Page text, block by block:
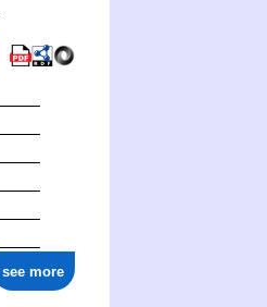
see more